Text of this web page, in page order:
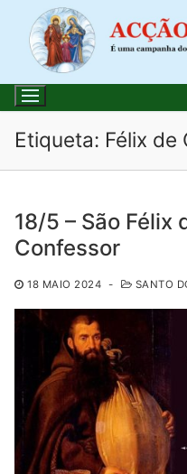
para
conteúdo
por:
Loja
Santo do Dia
Quem somos nós
Etiqueta: Félix de
18/5 – São Félix
Confessor
18 MAIO 2024 - SANTO